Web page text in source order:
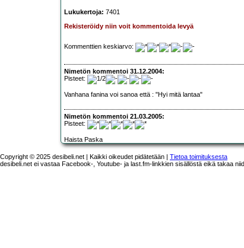
Lukukertoja: 7401
Rekisteröidy niin voit kommentoida levyä
Kommenttien keskiarvo:
Nimetön kommentoi 31.12.2004:
Pisteet:
Vanhana fanina voi sanoa että : "Hyi mitä lantaa"
Nimetön kommentoi 21.03.2005:
Pisteet:
Haista Paska
Copyright © 2025 desibeli.net | Kaikki oikeudet pidätetään | Tietoa toimituksesta
desibeli.net ei vastaa Facebook-, Youtube- ja last.fm-linkkien sisällöstä eikä takaa